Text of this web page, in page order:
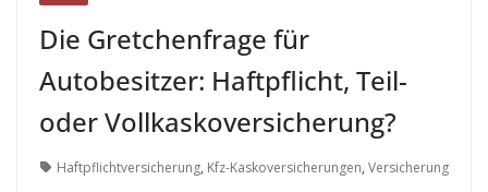
Die Gretchenfrage für
Autobesitzer: Haftpflicht, Teil-
oder Vollkaskoversicherung?
Haftpflichtversicherung, Kfz-Kaskoversicherungen, Versicherung